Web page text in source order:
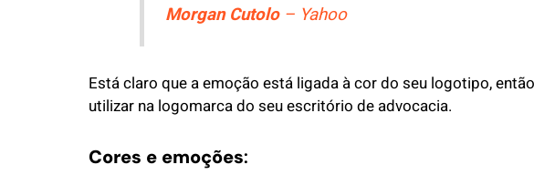
Morgan Cutolo– Yahoo
Está claro que a emoção está ligada à cor do seu logotipo,
utilizar na logomarca do seu escritório de advocacia.
Cores e emoções: